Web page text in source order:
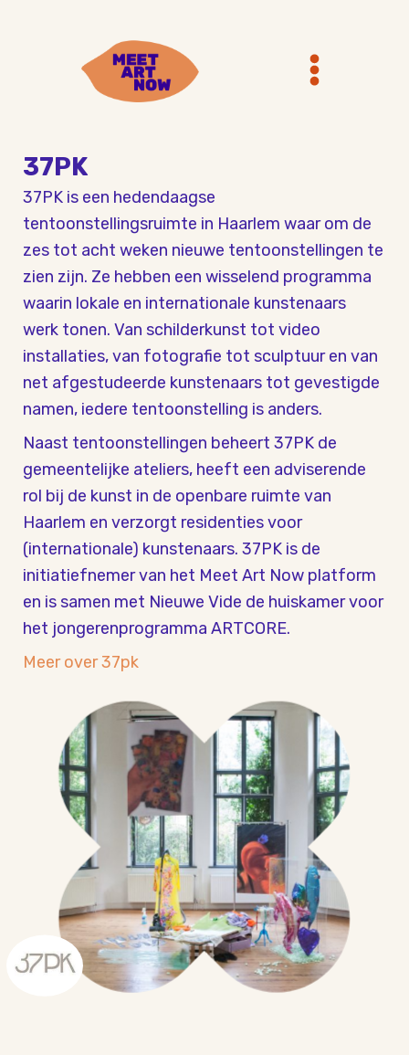
Menu
37PK
37PK is een hedendaagse
tentoonstellingsruimte in Haarlem waar om de
zes tot acht weken nieuwe tentoonstellingen te
zien zijn. Ze hebben een wisselend programma
waarin lokale en internationale kunstenaars
werk tonen. Van schilderkunst tot video
installaties, van fotografie tot sculptuur en van
net afgestudeerde kunstenaars tot gevestigde
namen, iedere tentoonstelling is anders.
Naast tentoonstellingen beheert 37PK de
gemeentelijke ateliers, heeft een adviserende
rol bij de kunst in de openbare ruimte van
Haarlem en verzorgt residenties voor
(internationale) kunstenaars. 37PK is de
initiatiefnemer van het Meet Art Now platform
en is samen met Nieuwe Vide de huiskamer voor
het jongerenprogramma ARTCORE.
Meer over 37pk